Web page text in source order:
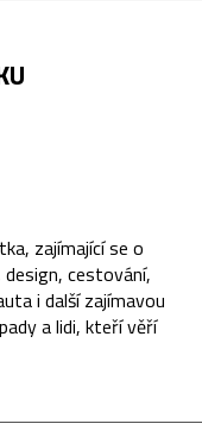
zajímající se o
cestování,
i další zajímavou
a lidi, kteří věří